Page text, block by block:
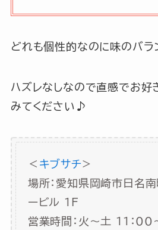
どれも個性的なのに味のバラ
ハズレなしなので直感でお好
みてください♪
＜ キブサチ>
場所：愛知県岡崎市日名
ービル 1F
営業時間：火～土 11：